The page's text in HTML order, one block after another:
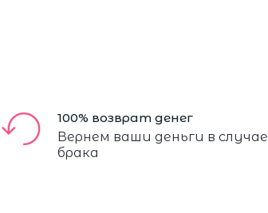
100% возврат денег
Вернем ваши деньги в случае
брака